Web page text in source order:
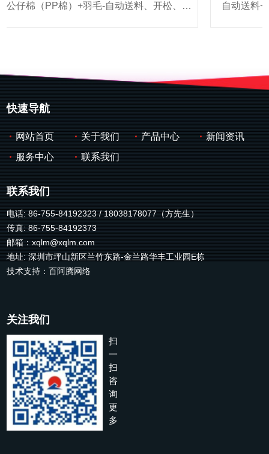
公仔棉（PP棉）+羽毛-自动送料、开松、混合填充系统 自动送料+
快速导航
网站首页 关于我们 产品中心
新闻资讯
服务中心
联系我们
联系我们
电话: 86-755-84192323 / 18038178077（方先生）
传真: 86-755-84192373
邮箱：xqlm@xqlm.com
地址: 深圳市坪山新区兰竹东路-金兰路华丰工业园E栋
技术支持：百阿腾网络
关注我们
扫
一
扫
咨
询
更
多